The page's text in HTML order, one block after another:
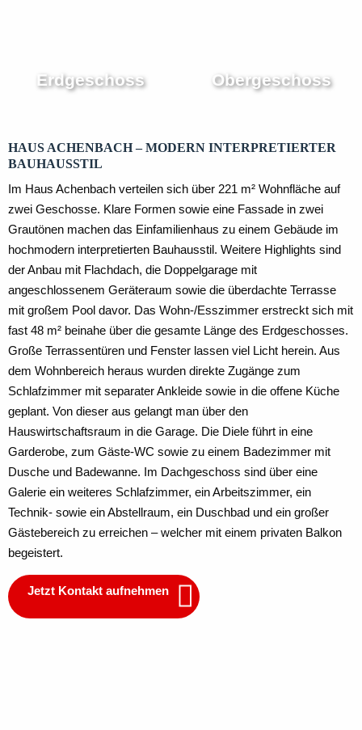
Erdgeschoss Obergeschoss
HAUS ACHENBACH – MODERN INTERPRETIERTER
BAUHAUSSTIL
Im Haus Achenbach verteilen sich über 221 m² Wohnfläche auf
zwei Geschosse. Klare Formen sowie eine Fassade in zwei
Grautönen machen das Einfamilienhaus zu einem Gebäude im
hochmodern interpretierten Bauhausstil. Weitere Highlights sind
der Anbau mit Flachdach, die Doppelgarage mit
angeschlossenem Geräteraum sowie die überdachte Terrasse
mit großem Pool davor. Das Wohn-/Esszimmer erstreckt sich mit
fast 48 m² beinahe über die gesamte Länge des Erdgeschosses.
Große Terrassentüren und Fenster lassen viel Licht herein. Aus
dem Wohnbereich heraus wurden direkte Zugänge zum
Schlafzimmer mit separater Ankleide sowie in die offene Küche
geplant. Von dieser aus gelangt man über den
Hauswirtschaftsraum in die Garage. Die Diele führt in eine
Garderobe, zum Gäste-WC sowie zu einem Badezimmer mit
Dusche und Badewanne. Im Dachgeschoss sind über eine
Galerie ein weiteres Schlafzimmer, ein Arbeitszimmer, ein
Technik- sowie ein Abstellraum, ein Duschbad und ein großer
Gästebereich zu erreichen – welcher mit einem privaten Balkon
begeistert.
Jetzt Kontakt aufnehmen